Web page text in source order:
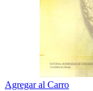
Agregar al Carro